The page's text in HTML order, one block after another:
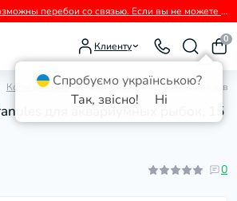
⚠️ В настоящее время возможны перебои со связью. Если вы не можете дозвониться, пожалуйста, пишите нам в Viber.
Клиенту
0
Корм для рыб Корм Tetra Min Granules для
для аквариумных рыбок, 15
0
Спробуємо українською?
Так, звісно!
Ні